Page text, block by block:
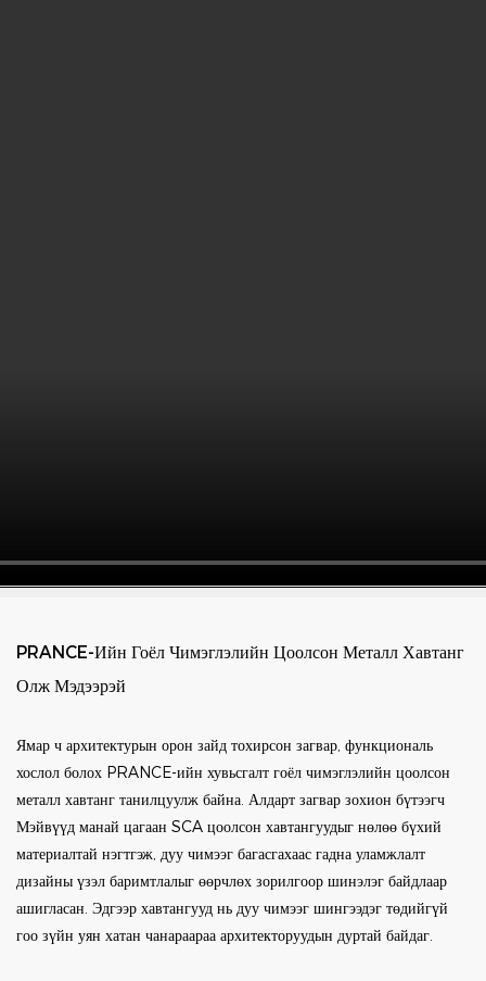
PRANCE-Ийн Гоёл Чимэглэлийн Цоолсон Металл Хавтанг
Олж Мэдээрэй
Ямар ч архитектурын орон зайд тохирсон загвар, функциональ
хослол болох PRANCE-ийн хувьсгалт гоёл чимэглэлийн цоолсон
металл хавтанг танилцуулж байна. Алдарт загвар зохион бүтээгч
Мэйвүүд манай цагаан SCA цоолсон хавтангуудыг нөлөө бүхий
материалтай нэгтгэж, дуу чимээг багасгахаас гадна уламжлалт
дизайны үзэл баримтлалыг өөрчлөх зорилгоор шинэлэг байдлаар
ашигласан. Эдгээр хавтангууд нь дуу чимээг шингээдэг төдийгүй
гоо зүйн уян хатан чанараараа архитекторуудын дуртай байдаг.